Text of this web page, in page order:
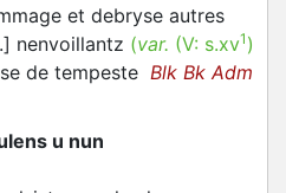
et debryse autres
nenvoillantz (var. (V: s.xv1 )
de tempeste Blk Bk Adm
u nun